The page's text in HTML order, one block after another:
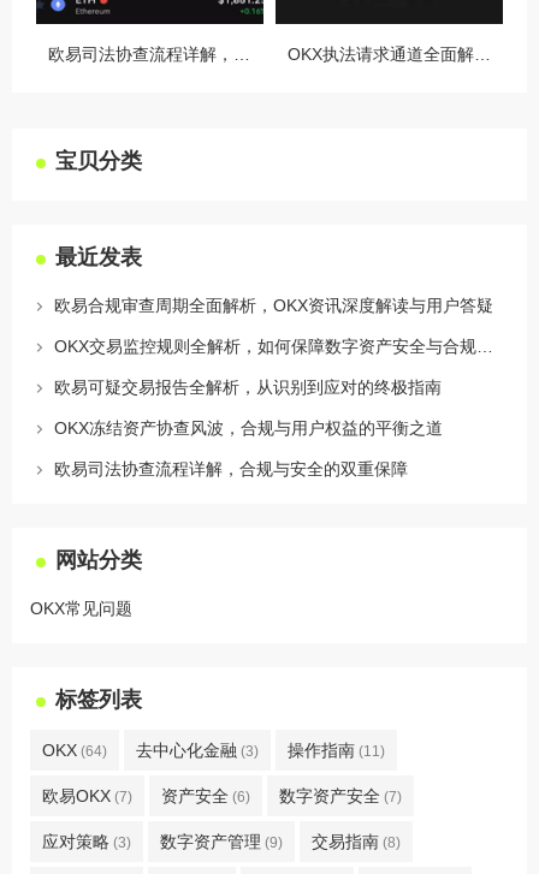
宝贝分类
最近发表
欧易合规审查周期全面解析，OKX资讯深度解读与用户答疑
欧易可疑交易报告全解析，从识别到应对的终极指南
OKX冻结资产协查风波，合规与用户权益的平衡之道
欧易司法协查流程详解，合规与安全的双重保障
网站分类
OKX常见问题
标签列表
OKX (64) 去中心化金融 (3) 操作指南 (11)
欧易OKX (7) 资产安全 (6) 数字资产安全 (7)
应对策略 (3) 数字资产管理 (9) 交易指南 (8)